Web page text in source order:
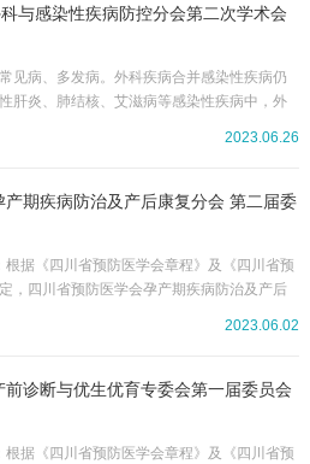
地点金河宾馆，会议中心二楼大安厅。(地址:
员1.遗传病...
与感染性疾病防控分会第二次学术会
见病、多发病。外科疾病合并感染性疾病仍
肝炎、肺结核、艾滋病等感染性疾病中，外
分，关系到人民身体健康与经济发展和社会
水平较低、规范性差，限制了外科与感染性
疾病防控更加普及和规范，提高地方、基层
2023.06.26
期疾病防治及产后康复分会 第二届委
据《四川省预防医学会章程》及《四川省预
，四川省预防医学会孕产期疾病防治及产后
障会议的如期召开，烦请各有关单位配合做好
分会第二届委员会委员候选人名额分配及建
推选条件1.委员候选人所在单位为四...
2023.06.02
诊断与优生优育专委会第一届委员会
据《四川省预防医学会章程》及《四川省预